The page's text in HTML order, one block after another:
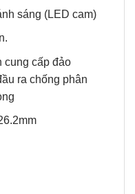
sáng (LED cam)
cung cấp đảo
ra chống phân